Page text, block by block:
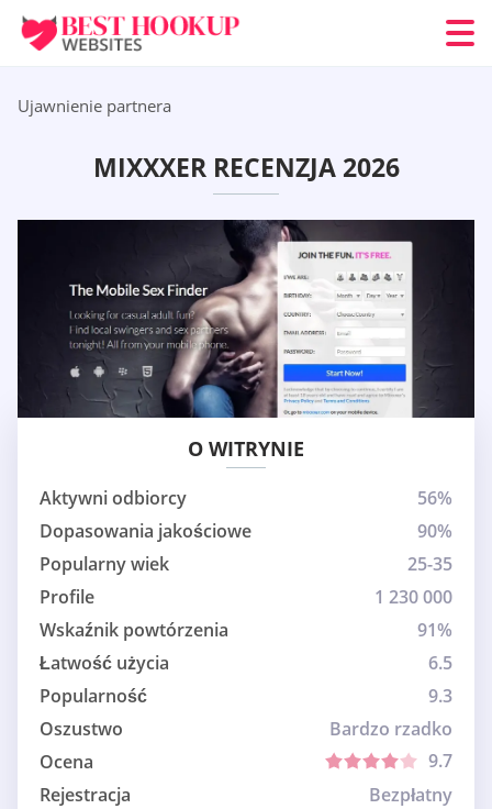
Ujawnienie partnera
MIXXXER RECENZJA 2026
O WITRYNIE
Aktywni odbiorcy
56%
Dopasowania jakościowe
90%
Popularny wiek
25-35
Profile
1 230 000
Wskaźnik powtórzenia
91%
Łatwość użycia
6.5
Popularność
9.3
Oszustwo
Bardzo rzadko
Ocena
9.7
Rejestracja
Bezpłatny